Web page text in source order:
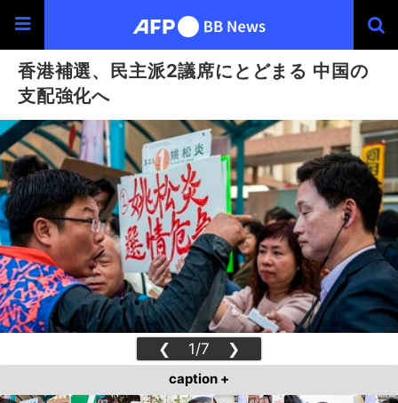
香港補選、民主派2議席にとどまる 中国の
支配強化へ
❮ 1/7 ❯
caption +